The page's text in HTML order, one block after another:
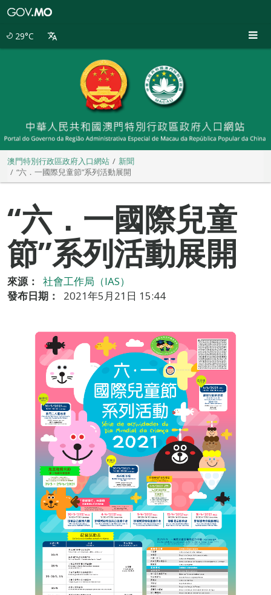
29°C
澳門特別行政區政府入口網站
新聞
“六．一國際兒童節”系列活動展開
“六．一國際兒童
節”系列活動展開
來源：
社會工作局（IAS）
發布日期：
2021年5月21日 15:44